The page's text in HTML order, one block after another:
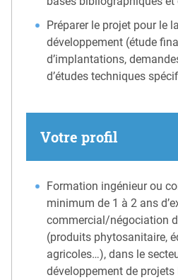
Préparer le projet pour le
développement (étude
d’implantations,
d’études techniques
Votre profil
Formation ingénieur ou
minimum de 1 à 2 ans
commercial/négociation
(produits phytosanitaire,
agricoles…), dans le
développement de projets